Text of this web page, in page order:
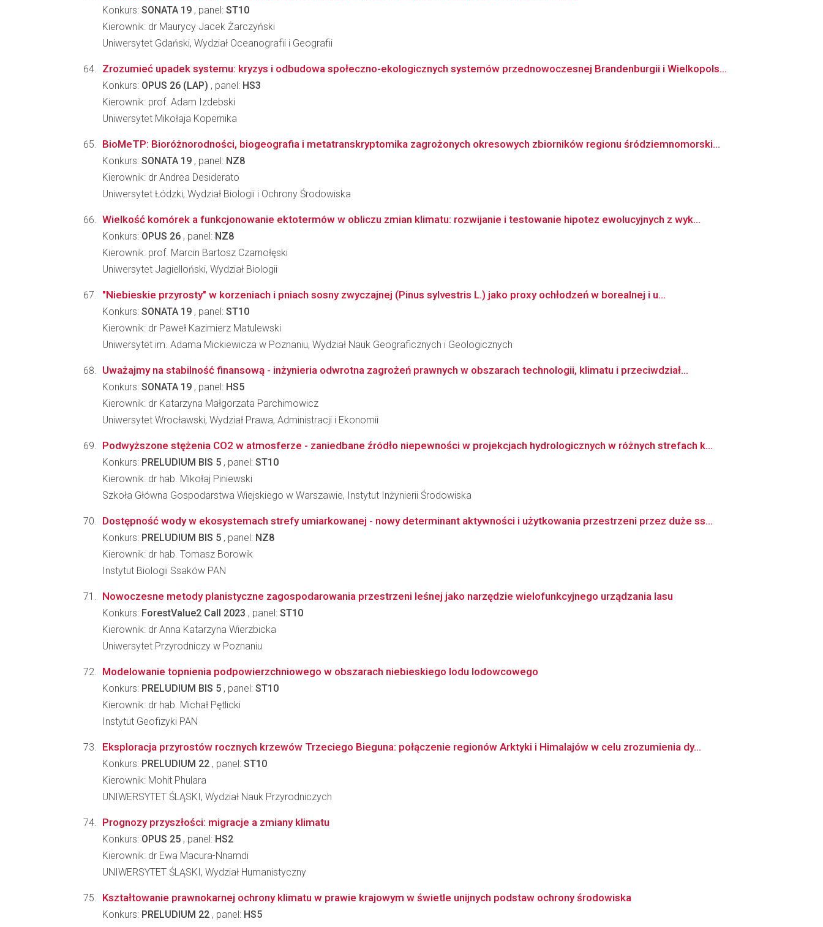
Konkurs: SONATA 19 , panel: ST10
Kierownik: dr Maurycy Jacek Żarczyński
Uniwersytet Gdański, Wydział Oceanografii i Geografii
Zrozumieć upadek systemu: kryzys i odbudowa społeczno-ekologicznych systemów przednowoczesnej Brandenburgii i Wielkopols...
Konkurs: OPUS 26 (LAP) , panel: HS3
Kierownik: prof. Adam Izdebski
Uniwersytet Mikołaja Kopernika
BioMeTP: Bioróżnorodności, biogeografia i metatranskryptomika zagrożonych okresowych zbiorników regionu śródziemnomorski...
Konkurs: SONATA 19 , panel: NZ8
Kierownik: dr Andrea Desiderato
Uniwersytet Łódzki, Wydział Biologii i Ochrony Środowiska
Wielkość komórek a funkcjonowanie ektotermów w obliczu zmian klimatu: rozwijanie i testowanie hipotez ewolucyjnych z wyk...
Konkurs: OPUS 26 , panel: NZ8
Kierownik: prof. Marcin Bartosz Czarnołęski
Uniwersytet Jagielloński, Wydział Biologii
"Niebieskie przyrosty" w korzeniach i pniach sosny zwyczajnej (Pinus sylvestris L.) jako proxy ochłodzeń w borealnej i u...
Konkurs: SONATA 19 , panel: ST10
Kierownik: dr Paweł Kazimierz Matulewski
Uniwersytet im. Adama Mickiewicza w Poznaniu, Wydział Nauk Geograficznych i Geologicznych
Uważajmy na stabilność finansową - inżynieria odwrotna zagrożeń prawnych w obszarach technologii, klimatu i przeciwdział...
Konkurs: SONATA 19 , panel: HS5
Kierownik: dr Katarzyna Małgorzata Parchimowicz
Uniwersytet Wrocławski, Wydział Prawa, Administracji i Ekonomii
Podwyższone stężenia CO2 w atmosferze - zaniedbane źródło niepewności w projekcjach hydrologicznych w różnych strefach k...
Konkurs: PRELUDIUM BIS 5 , panel: ST10
Kierownik: dr hab. Mikołaj Piniewski
Szkoła Główna Gospodarstwa Wiejskiego w Warszawie, Instytut Inżynierii Środowiska
Dostępność wody w ekosystemach strefy umiarkowanej - nowy determinant aktywności i użytkowania przestrzeni przez duże ss...
Konkurs: PRELUDIUM BIS 5 , panel: NZ8
Kierownik: dr hab. Tomasz Borowik
Instytut Biologii Ssaków PAN
Nowoczesne metody planistyczne zagospodarowania przestrzeni leśnej jako narzędzie wielofunkcyjnego urządzania lasu
Konkurs: ForestValue2 Call 2023 , panel: ST10
Kierownik: dr Anna Katarzyna Wierzbicka
Uniwersytet Przyrodniczy w Poznaniu
Modelowanie topnienia podpowierzchniowego w obszarach niebieskiego lodu lodowcowego
Konkurs: PRELUDIUM BIS 5 , panel: ST10
Kierownik: dr hab. Michał Pętlicki
Instytut Geofizyki PAN
Eksploracja przyrostów rocznych krzewów Trzeciego Bieguna: połączenie regionów Arktyki i Himalajów w celu zrozumienia dy...
Konkurs: PRELUDIUM 22 , panel: ST10
Kierownik: Mohit Phulara
UNIWERSYTET ŚLĄSKI, Wydział Nauk Przyrodniczych
Prognozy przyszłości: migracje a zmiany klimatu
Konkurs: OPUS 25 , panel: HS2
Kierownik: dr Ewa Macura-Nnamdi
UNIWERSYTET ŚLĄSKI, Wydział Humanistyczny
Kształtowanie prawnokarnej ochrony klimatu w prawie krajowym w świetle unijnych podstaw ochrony środowiska
Konkurs: PRELUDIUM 22 , panel: HS5